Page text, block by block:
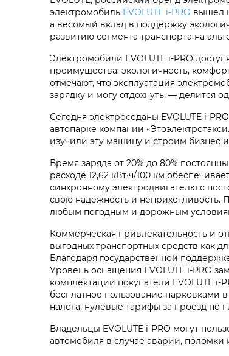
электромобиль EVOLUTE i‑PRO вышел
а весомый вклад в поддержку
развитию сегмента транспорта на
Электромобили EVOLUTE i‑PRO
преимущества: экологичность,
отмечают, что эксплуатация
зарядку и могу отдохнуть, — делится
Сегодня электроседаны EVOLUTE
автопарке компании
изучили эту машину и строим бизнес
Время заряда от 20% до 80%
расходе 12,62 кВт·ч/100 км
синхронному электродвигателю с
свою надежность и неприхотливость.
любым погодным и дорожным
Коммерческая привлекательность и
выгодных транспортных средств как
Благодаря государственной
Уровень оснащения EVOLUTE i‑PRO
комплектации покупатели EVOLUTE
бесплатное пользование парковками
налога, нулевые тарифы за проезд по
Владельцы EVOLUTE i‑PRO могут
автомобиля в случае аварии, поломки